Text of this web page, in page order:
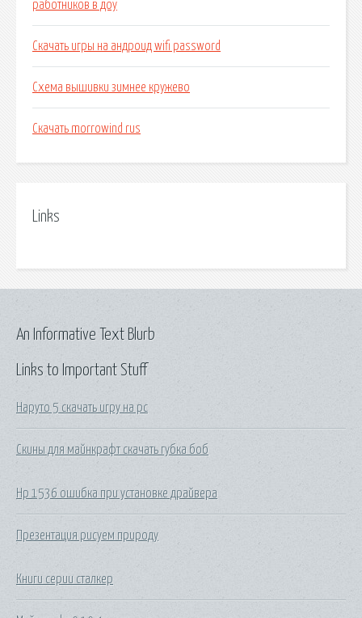
работников в доу
Скачать игры на андроид wifi password
Схема вышивки зимнее кружево
Скачать morrowind rus
Links
Links to Important Stuff
Наруто 5 скачать игру на рс
Скины для майнкрафт скачать губка боб
Hp 1536 ошибка при установке драйвера
Презентация рисуем природу
Книги серии сталкер
An Informative Text Blurb